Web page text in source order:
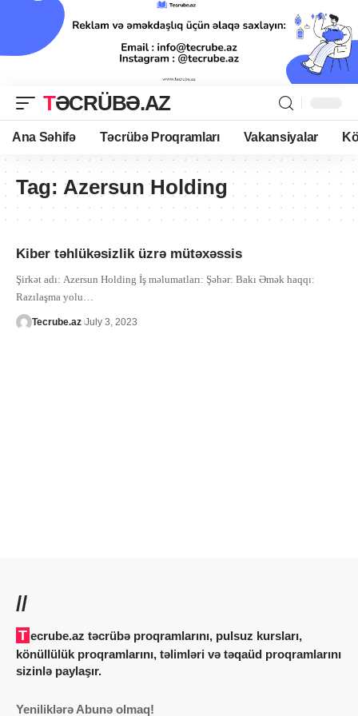
TƏCRÜBƏ.AZ
Ana Səhifə Təcrübə Proqramları Vakansiyalar
Tag: Azersun Holding
Kiber təhlükəsizlik üzrə mütəxəssis
Şirkət adı: Azersun Holding İş məlumatları: Şəhər: Bakı Əmək haqqı:
Razılaşma yolu
Tecrube.az July 3, 2023
//
Tecrube.az təcrübə proqramlarını, pulsuz kursları,
könüllülük proqramlarını, təlimləri və təqaüd proqramlarını
sizinlə paylaşır.
Yeniliklərə Abunə olmaq!